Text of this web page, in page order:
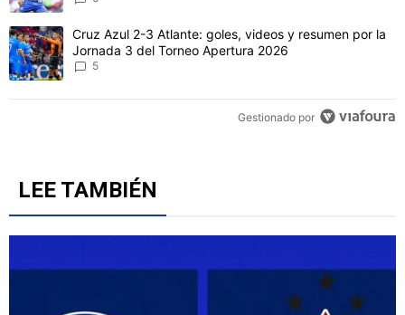
CONVERSACIONES ACTIVAS
Este listado muestra los artículos con más comentarios en los
Un artículo de tendencia con el título "Revelan un detalle clave
Revelan un detalle clave en la negociación con el Toro
Fernández y el fichaje de un '9' a Cruz Azul
Un artículo de tendencia con el título "Cruz Azul 2-3 Atlante:
Cruz Azul 2-3 Atlante: goles, videos y resumen por la
LEE TAMBIÉN